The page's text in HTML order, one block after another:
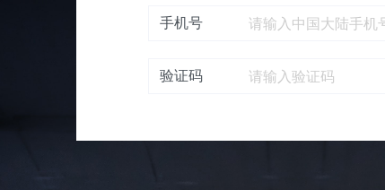
手机号
验证码